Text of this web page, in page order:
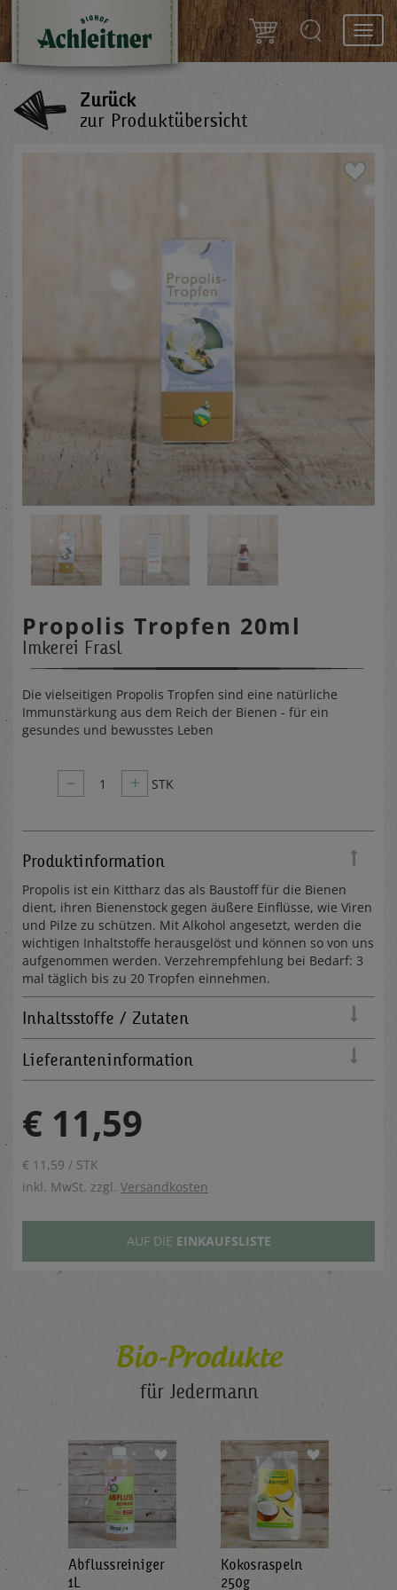
Zurück
zur Produktübersicht
Propolis Tropfen 20ml
Imkerei Frasl
Die vielseitigen Propolis Tropfen sind eine natürliche
Immunstärkung aus dem Reich der Bienen - für ein
gesundes und bewusstes Leben
– 1 + STK
Produktinformation
Propolis ist ein Kittharz das als Baustoff für die Bienen
dient, ihren Bienenstock gegen äußere Einflüsse, wie Viren
und Pilze zu schützen. Mit Alkohol angesetzt, werden die
wichtigen Inhaltstoffe herausgelöst und können so von uns
aufgenommen werden. Verzehrempfehlung bei Bedarf: 3
mal täglich bis zu 20 Tropfen einnehmen.
Inhaltsstoffe / Zutaten
Lieferanteninformation
€ 11,59
€ 11,59 / STK
inkl. MwSt. zzgl. Versandkosten
AUF DIE EINKAUFSLISTE
Bio-Produkte
für Jedermann
←
Abflussreiniger
1L
Kokosraspeln
250g
→